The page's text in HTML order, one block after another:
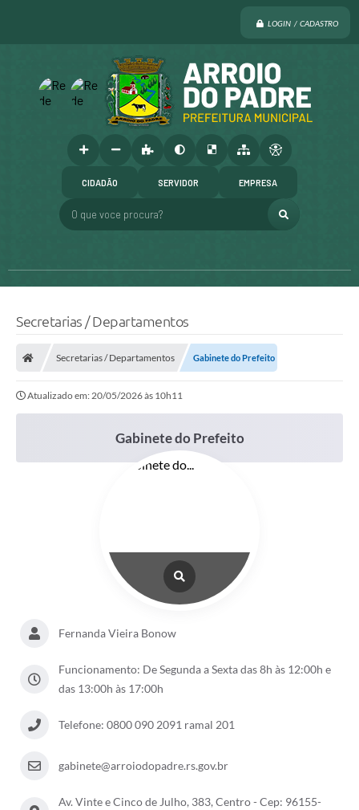
LOGIN / CADASTRO
O que voce procura?
CIDADÃO SERVIDOR EMPRESA
Secretarias / Departamentos
Secretarias / Departamentos Gabinete do Prefeito
Atualizado em: 20/05/2026 às 10h11
Gabinete do Prefeito
Fernanda Vieira Bonow
Funcionamento: De Segunda a Sexta das 8h às 12:00h e
das 13:00h às 17:00h
Telefone: 0800 090 2091 ramal 201
gabinete@arroiodopadre.rs.gov.br
Av. Vinte e Cinco de Julho, 383, Centro - Cep: 96155-